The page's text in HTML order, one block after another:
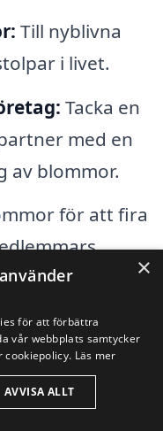
Till nyblivna
i livet.
Tacka en
med en
av blommor.
för att fira
en vän bara
på dem.
blommor
×
för att förbättra
vår webbplats samtycker
cookiepolicy. Läs mer
AVVISA ALLT